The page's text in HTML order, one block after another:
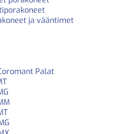
ja vääntimet
Palat